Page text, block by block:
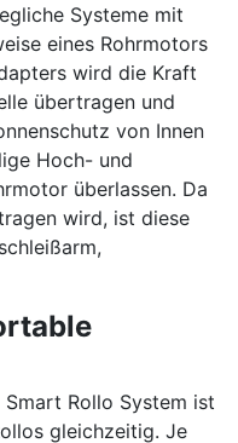
Systeme mit
eines Rohrmotors
wird die Kraft
übertragen und
von Innen
Hoch- und
überlassen. Da
wird, ist diese
Rollo System ist
gleichzeitig. Je